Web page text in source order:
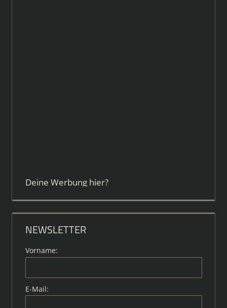
Deine Werbung hier?
NEWSLETTER
Vorname:
E-Mail: